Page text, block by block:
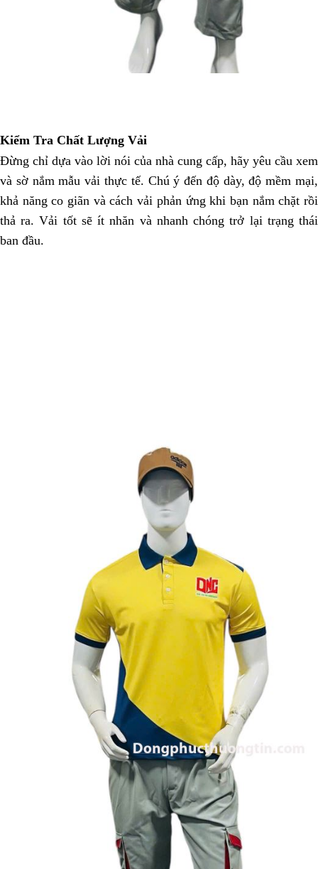
Kiểm Tra Chất Lượng Vải
Đừng chỉ dựa vào lời nói của nhà cung cấp, hãy yêu cầu xem
và sờ nắm mẫu vải thực tế. Chú ý đến độ dày, độ mềm mại,
khả năng co giãn và cách vải phản ứng khi bạn nắm chặt rồi
thả ra. Vải tốt sẽ ít nhăn và nhanh chóng trở lại trạng thái
ban đầu.